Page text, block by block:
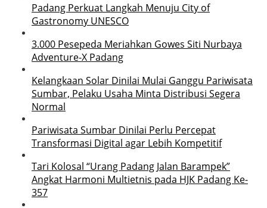
Padang Perkuat Langkah Menuju City of
Gastronomy UNESCO
3.000 Pesepeda Meriahkan Gowes Siti Nurbaya
Adventure-X Padang
Kelangkaan Solar Dinilai Mulai Ganggu Pariwisata
Sumbar, Pelaku Usaha Minta Distribusi Segera
Normal
Pariwisata Sumbar Dinilai Perlu Percepat
Transformasi Digital agar Lebih Kompetitif
Tari Kolosal “Urang Padang Jalan Barampek”
Angkat Harmoni Multietnis pada HJK Padang Ke-
357